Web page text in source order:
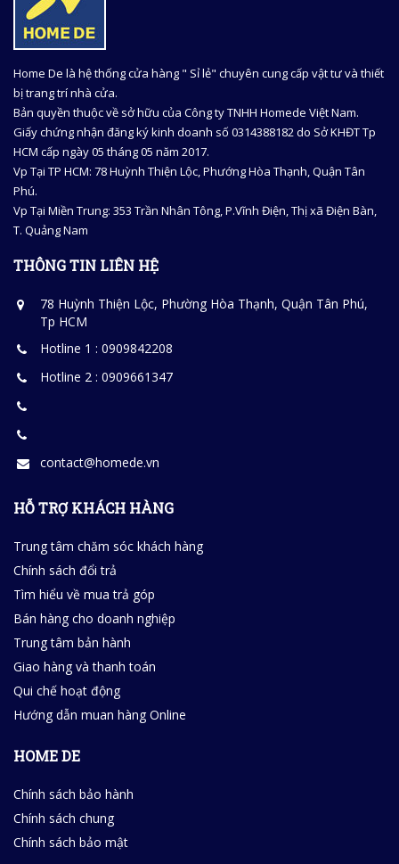
Home De là hệ thống cửa hàng " Sỉ lẻ" chuyên cung cấp vật tư và thiết
bị trang trí nhà cửa.
Bản quyền thuộc về sở hữu của Công ty TNHH Homede Việt Nam.
Giấy chứng nhận đăng ký kinh doanh số 0314388182 do Sở KHĐT Tp
HCM cấp ngày 05 tháng 05 năm 2017.
Vp Tại TP HCM: 78 Huỳnh Thiện Lộc, Phướng Hòa Thạnh, Quận Tân
Phú.
Vp Tại Miền Trung: 353 Trần Nhân Tông, P.Vĩnh Điện, Thị xã Điện Bàn,
T. Quảng Nam
THÔNG TIN LIÊN HỆ
78 Huỳnh Thiện Lộc, Phường Hòa Thạnh, Quận Tân Phú,
Tp HCM
Hotline 1 : 0909842208
Hotline 2 : 0909661347
contact@homede.vn
HỖ TRỢ KHÁCH HÀNG
Trung tâm chăm sóc khách hàng
Chính sách đổi trả
Tìm hiểu về mua trả góp
Bán hàng cho doanh nghiệp
Trung tâm bản hành
Giao hàng và thanh toán
Qui chế hoạt động
Hướng dẫn muan hàng Online
HOME DE
Chính sách bảo hành
Chính sách chung
Chính sách bảo mật